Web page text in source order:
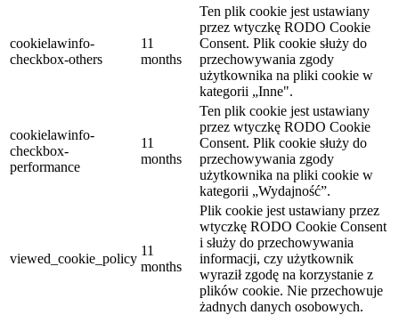
cookielawinfo-
checkbox-others
11
months
Ten plik cookie jest ustawiany
przez wtyczkę RODO Cookie
Consent. Plik cookie służy do
przechowywania zgody
użytkownika na pliki cookie w
kategorii „Inne".
cookielawinfo-
checkbox-
performance
11
months
Ten plik cookie jest ustawiany
przez wtyczkę RODO Cookie
Consent. Plik cookie służy do
przechowywania zgody
użytkownika na pliki cookie w
kategorii „Wydajność”.
viewed_cookie_policy
11
months
Plik cookie jest ustawiany przez
wtyczkę RODO Cookie Consent
i służy do przechowywania
informacji, czy użytkownik
wyraził zgodę na korzystanie z
plików cookie. Nie przechowuje
żadnych danych osobowych.